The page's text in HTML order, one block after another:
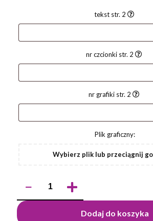
tekst str. 2
nr czcionki str. 2
nr grafiki str. 2
Plik graficzny:
Wybierz plik lub przeciągnij
Długopis
Dodaj do koszyka